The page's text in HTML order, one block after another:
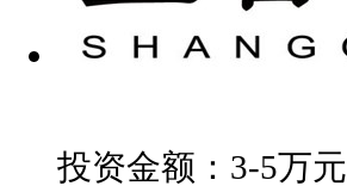
投资金额： 3-5万元